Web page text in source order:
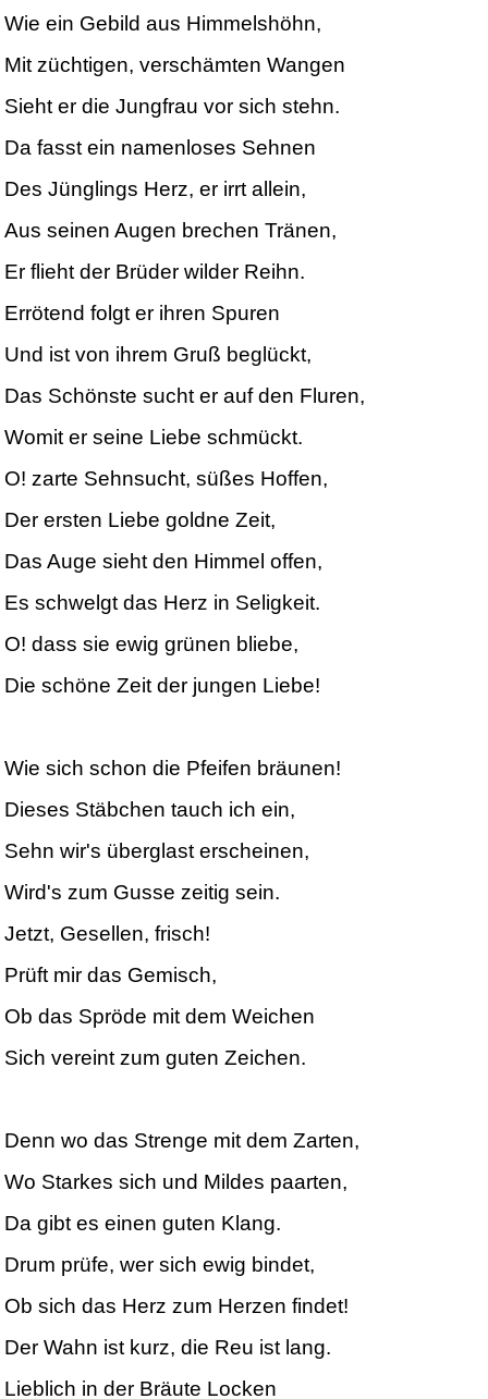
Wie ein Gebild aus Himmelshöhn,
Mit züchtigen, verschämten Wangen
Sieht er die Jungfrau vor sich stehn.
Da fasst ein namenloses Sehnen
Des Jünglings Herz, er irrt allein,
Aus seinen Augen brechen Tränen,
Er flieht der Brüder wilder Reihn.
Errötend folgt er ihren Spuren
Und ist von ihrem Gruß beglückt,
Das Schönste sucht er auf den Fluren,
Womit er seine Liebe schmückt.
O! zarte Sehnsucht, süßes Hoffen,
Der ersten Liebe goldne Zeit,
Das Auge sieht den Himmel offen,
Es schwelgt das Herz in Seligkeit.
O! dass sie ewig grünen bliebe,
Die schöne Zeit der jungen Liebe!
Wie sich schon die Pfeifen bräunen!
Dieses Stäbchen tauch ich ein,
Sehn wir's überglast erscheinen,
Wird's zum Gusse zeitig sein.
Jetzt, Gesellen, frisch!
Prüft mir das Gemisch,
Ob das Spröde mit dem Weichen
Sich vereint zum guten Zeichen.
Denn wo das Strenge mit dem Zarten,
Wo Starkes sich und Mildes paarten,
Da gibt es einen guten Klang.
Drum prüfe, wer sich ewig bindet,
Ob sich das Herz zum Herzen findet!
Der Wahn ist kurz, die Reu ist lang.
Lieblich in der Bräute Locken